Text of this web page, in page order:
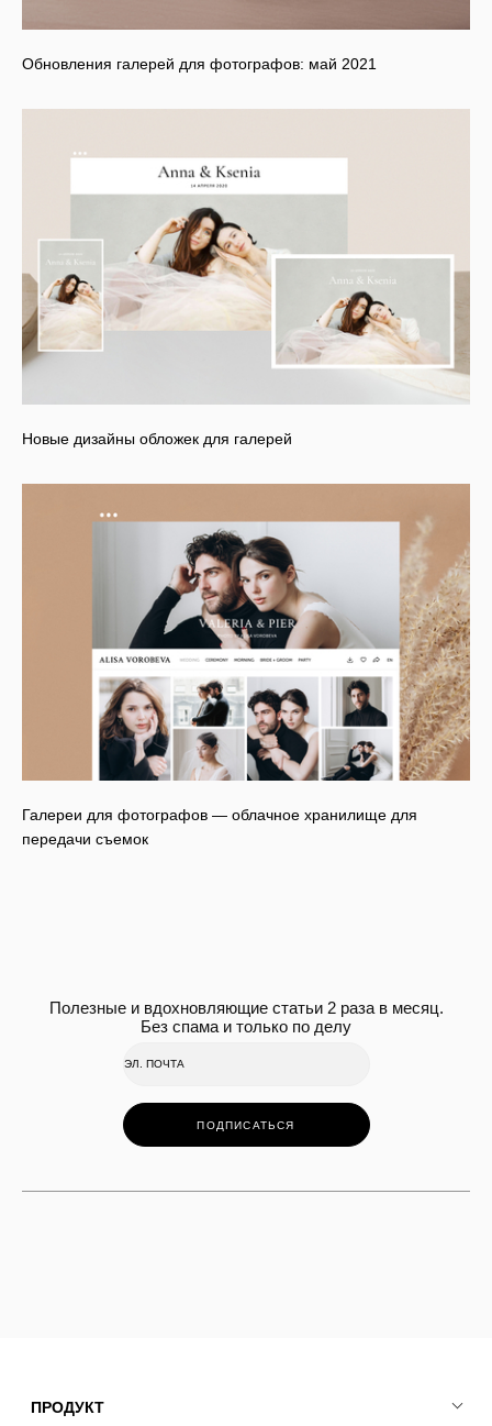
Обновления галерей для фотографов: май 2021
Новые дизайны обложек для галерей
Галереи для фотографов — облачное хранилище для
передачи съемок
Полезные и вдохновляющие статьи 2 раза в месяц.
Без спама и только по делу
ПОДПИСАТЬСЯ
ПРОДУКТ